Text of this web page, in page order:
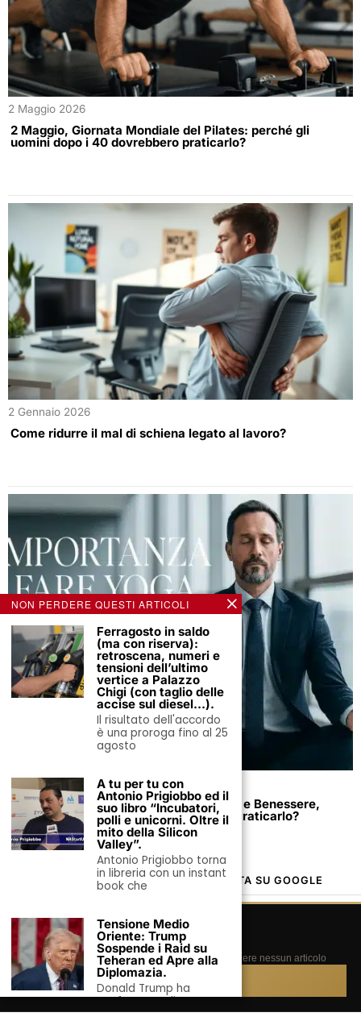
2 Maggio 2026
2 Maggio, Giornata Mondiale del Pilates: perché gli
uomini dopo i 40 dovrebbero praticarlo?
2 Gennaio 2026
Come ridurre il mal di schiena legato al lavoro?
28 Dicembre 2025
Yoga per l’Uomo Moderno: Tra Scienza e Benessere,
Perché Ogni Professionista Dovrebbe Praticarlo?
MONDOUOMO.IT, LA TUA FONTE PREFERITA SU GOOGLE
⭐
GOOGLE · FONTI PREFERITE
Segui MondoUomo.it su Google
Aggiungici alle tue fonti preferite e non perdere nessun articolo
Aggiungi ora →
NON PERDERE QUESTI ARTICOLI
Ferragosto in saldo
(ma con riserva):
retroscena, numeri e
tensioni dell’ultimo
vertice a Palazzo
Chigi (con taglio delle
accise sul diesel…).
Il risultato dell'accordo
è una proroga fino al 25
agosto
A tu per tu con
Antonio Prigiobbo ed il
suo libro “Incubatori,
polli e unicorni. Oltre il
mito della Silicon
Valley”.
Antonio Prigiobbo torna
in libreria con un instant
book che
Tensione Medio
Oriente: Trump
Sospende i Raid su
Teheran ed Apre alla
Diplomazia.
Donald Trump ha
confermato di aver
annullato un imminente